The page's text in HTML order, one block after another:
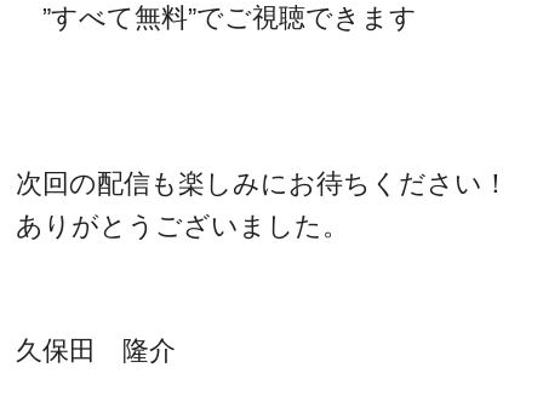
”すべて無料”でご視聴できます
次回の配信も楽しみにお待ちください！
ありがとうございました。
久保田 隆介